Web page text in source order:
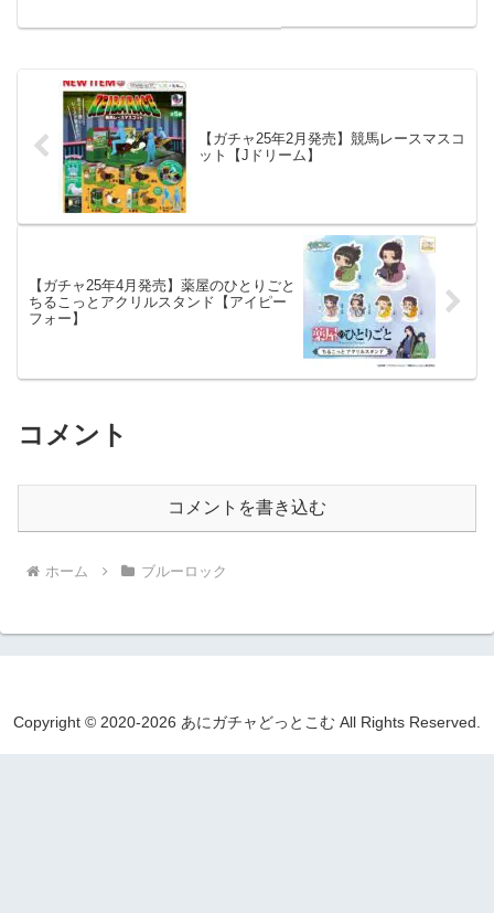
【ガチャ25年2月発売】競馬レースマスコ
ット【Jドリーム】
【ガチャ25年4月発売】薬屋のひとりごと
ちるこっとアクリルスタンド【アイピー
フォー】
コメント
コメントを書き込む
ホーム ブルーロック
Copyright © 2020-2026 あにガチャどっとこむ All Rights Reserved.